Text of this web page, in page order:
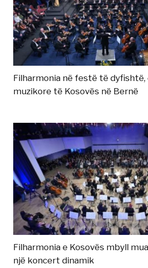
Filharmonia në festë të
muzikore të Kosovës në Bernë
Filharmonia e Kosovës mbyll
një koncert dinamik